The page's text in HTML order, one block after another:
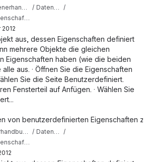
TurboCAD LTE 6 Bedienerhandbuch
Datenbank, Tabellen und Berichte
aus, dessen Eigenschaften definiert
mehrere Objekte die gleichen
Eigenschaften haben (wie die beiden
aus. · Öffnen Sie die Eigenschaften
Sie die Seite Benutzerdefiniert.
Fensterteil auf Anfügen. · Wählen Sie
von benutzerdefinierten Eigenschaften
TurboCAD 21 Bedienerhandbuch (Deutsch)
Datenbank, Tabellen und Berichte